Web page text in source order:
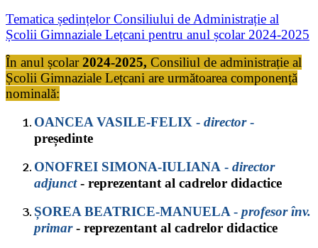
Tematica ședințelor Consiliului de Administrație al
Școlii Gimnaziale Lețcani pentru anul școlar 2024-2025
În anul școlar2024-2025, Consiliul de administrație al
Școlii Gimnaziale Lețcani are următoarea componență
nominală:
OANCEA VASILE-FELIX - director-
președinte
ONOFREI SIMONA-IULIANA - director
adjunct- reprezentant al cadrelor didactice
ȘOREA BEATRICE-MANUELA- profesor înv.
primar- reprezentant al cadrelor didactice